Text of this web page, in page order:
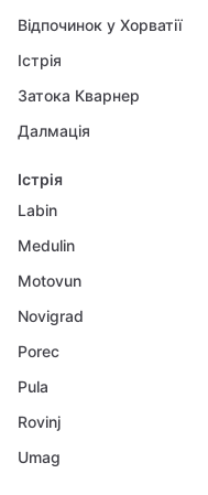
Відпочинок у Хорватії
Істрія
Затока Кварнер
Далмація
Істрія
Labin
Medulin
Motovun
Novigrad
Porec
Pula
Rovinj
Umag